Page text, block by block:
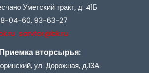
Уметский тракт, д. 41Б
04-60, 93-63-27
sarvtor@bk.ru
Приемка вторсырья:
ул. Дорожная, д.13А.